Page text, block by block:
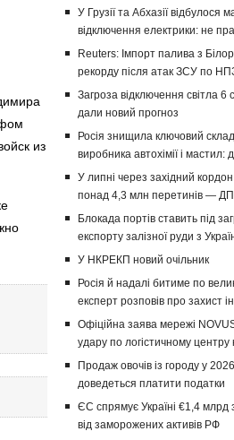
из
У Грузії та Абхазії відбулося
відключення електрики: не
Reuters: Імпорт палива з
рекорду після атак ЗСУ по
Загроза відключення світла 6
дали новий прогноз
Росія знищила ключовий склад
виробника автохімії і мастил:
У липні через західний
понад 4,3 млн перетинів —
Блокада портів ставить під
експорту залізної руди з
У НКРЕКП новий очільник
Росія й надалі битиме по
експерт розповів про захист
Офіційна заява мережі
удару по логістичному центру
Продаж овочів із городу у
доведеться платити податки
ЄС спрямує Україні €1,4 млрд
від заморожених активів РФ